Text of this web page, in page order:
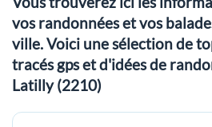
vos randonnées et vos
ville. Voici une sélection de
tracés gps et d'idées de
Latilly (2210)